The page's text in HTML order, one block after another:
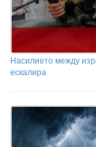
Насилието между
ескалира